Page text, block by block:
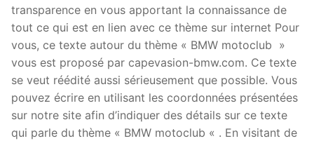
transparence en vous apportant la connaissance de
tout ce qui est en lien avec ce thème sur internet Pour
vous, ce texte autour du thème « BMW motoclub »
vous est proposé par capevasion-bmw.com. Ce texte
se veut réédité aussi sérieusement que possible. Vous
pouvez écrire en utilisant les coordonnées présentées
sur notre site afin d’indiquer des détails sur ce texte
qui parle du thème « BMW motoclub « . En visitant de